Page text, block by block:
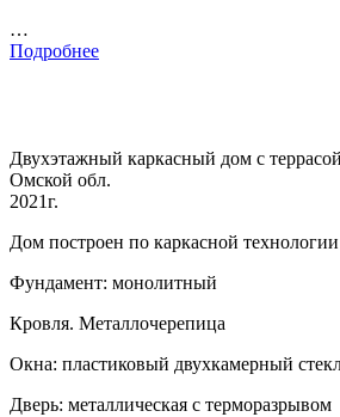
…
Подробнее
Двухэтажный каркасный дом с
Омской обл.
2021г.
Дом построен по каркасной технологии
Фундамент: монолитный
Кровля. Металлочерепица
Окна: пластиковый двухкамерный
Дверь: металлическая с терморазрывом